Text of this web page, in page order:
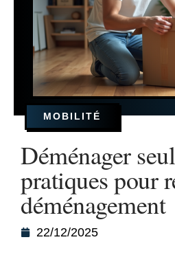
MOBILITÉ
Déménager
pratiques pour
déménagement
22/12/2025